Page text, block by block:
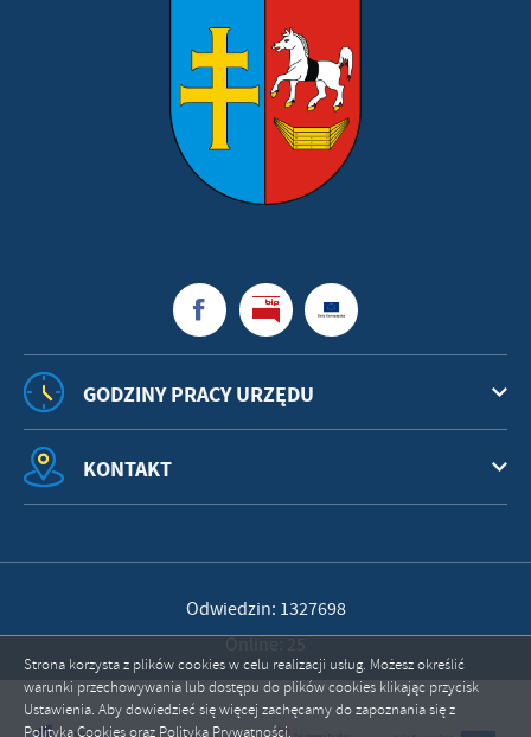
GODZINY PRACY URZĘDU
KONTAKT
Odwiedzin: 1327698
Strona korzysta z plików cookies w celu realizacji usług. Możesz określić
warunki przechowywania lub dostępu do plików cookies klikając przycisk
Ustawienia. Aby dowiedzieć się więcej zachęcamy do zapoznania się z
Polityką Cookies oraz Polityką Prywatności.
ZAPISZ WYBRANE